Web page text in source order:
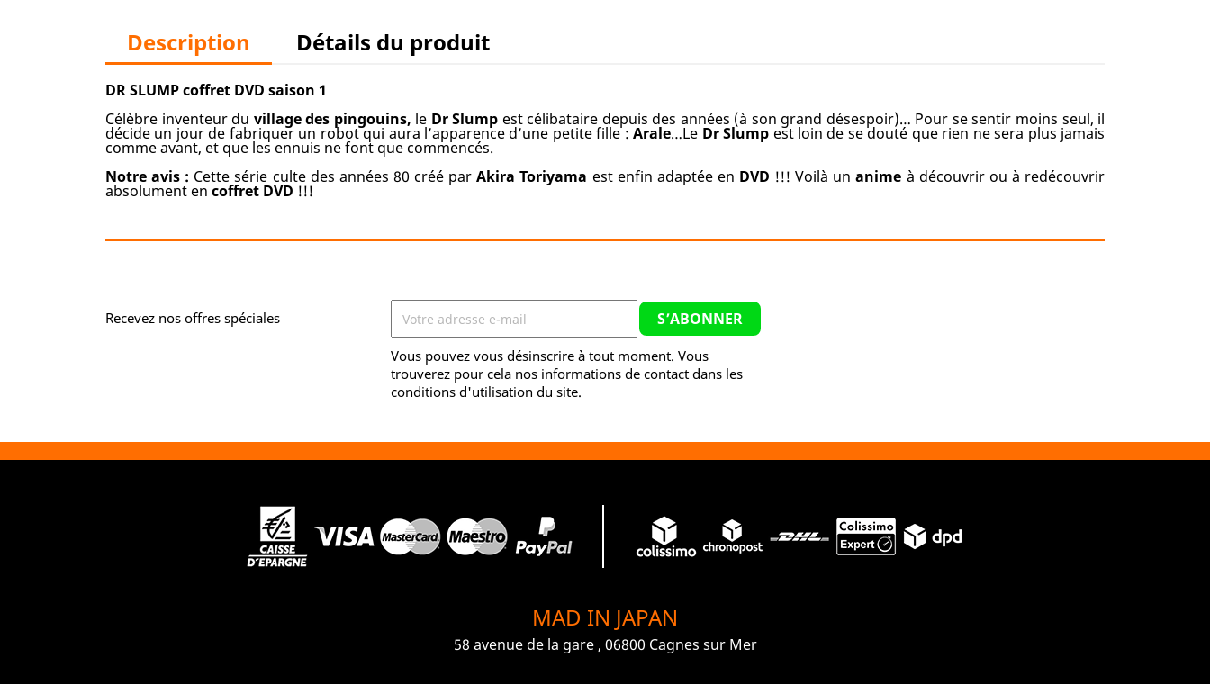
Description Détails du produit
DR SLUMP coffret DVD saison 1
Célèbre inventeur du village des pingouins, le Dr Slump est célibataire depuis des années (à son grand désespoir)… Pour se sentir moins seul, il
décide un jour de fabriquer un robot qui aura l’apparence d’une petite fille :Arale…Le Dr Slump est loin de se douté que rien ne sera plus jamais
comme avant, et que les ennuis ne font que commencés.
Notre avis : Cette série culte des années 80 créé parAkiraToriyama est enfin adaptée en DVD !!! Voilà unanime à découvrir ou à redécouvrir
absolument en coffret DVD !!!
Recevez nos offres spéciales
Vous pouvez vous désinscrire à tout moment. Vous
trouverez pour cela nos informations de contact dans les
conditions d'utilisation du site.
MAD IN JAPAN
58 avenue de la gare , 06800 Cagnes sur Mer